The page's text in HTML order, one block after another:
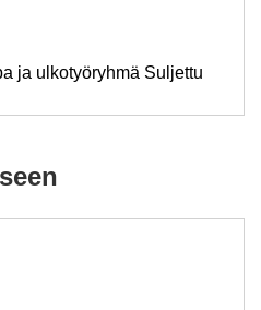
ja ul­ko­työ­ryh­mä Sul­jet­tu